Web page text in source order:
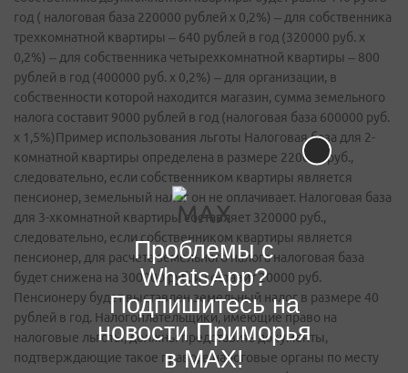
Проблемы с
WhatsApp?
Подпишитесь на
новости Приморья
в MAX!